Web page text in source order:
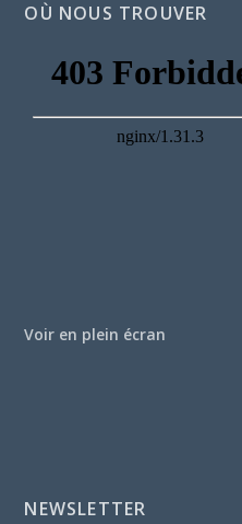
OÙ NOUS TROUVER
Voir en plein écran
NEWSLETTER